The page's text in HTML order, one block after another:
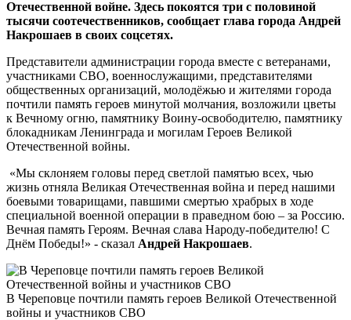
Отечественной войне. Здесь покоятся три с половиной
тысячи соотечественников, сообщает глава города Андрей
Накрошаев в своих соцсетях.
Представители администрации города вместе с ветеранами,
участниками СВО, военнослужащими, представителями
общественных организаций, молодёжью и жителями города
почтили память героев минутой молчания, возложили цветы
к Вечному огню, памятнику Воину-освободителю, памятнику
блокадникам Ленинграда и могилам Героев Великой
Отечественной войны.
«Мы склоняем головы перед светлой памятью всех, чью
жизнь отняла Великая Отечественная война и перед нашими
боевыми товарищами, павшими смертью храбрых в ходе
специальной военной операции в праведном бою – за Россию.
Вечная память Героям. Вечная слава Народу-победителю! С
Днём Победы!» - сказал Андрей Накрошаев.
В Череповце почтили память героев Великой Отечественной
войны и участников СВО